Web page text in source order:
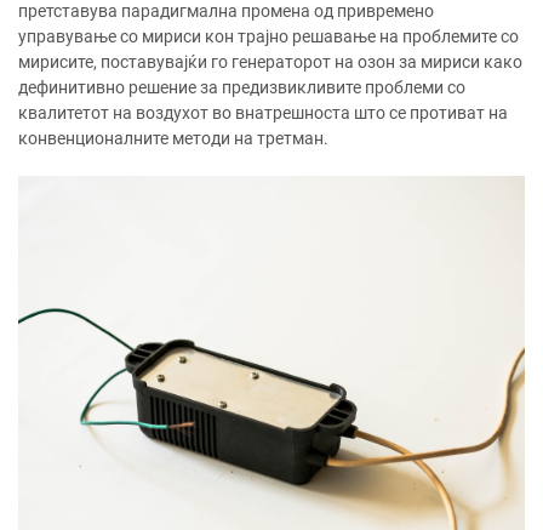
претставува парадигмална промена од привремено
управување со мириси кон трајно решавање на проблемите со
мирисите, поставувајќи го генераторот на озон за мириси како
дефинитивно решение за предизвикливите проблеми со
квалитетот на воздухот во внатрешноста што се противат на
конвенционалните методи на третман.